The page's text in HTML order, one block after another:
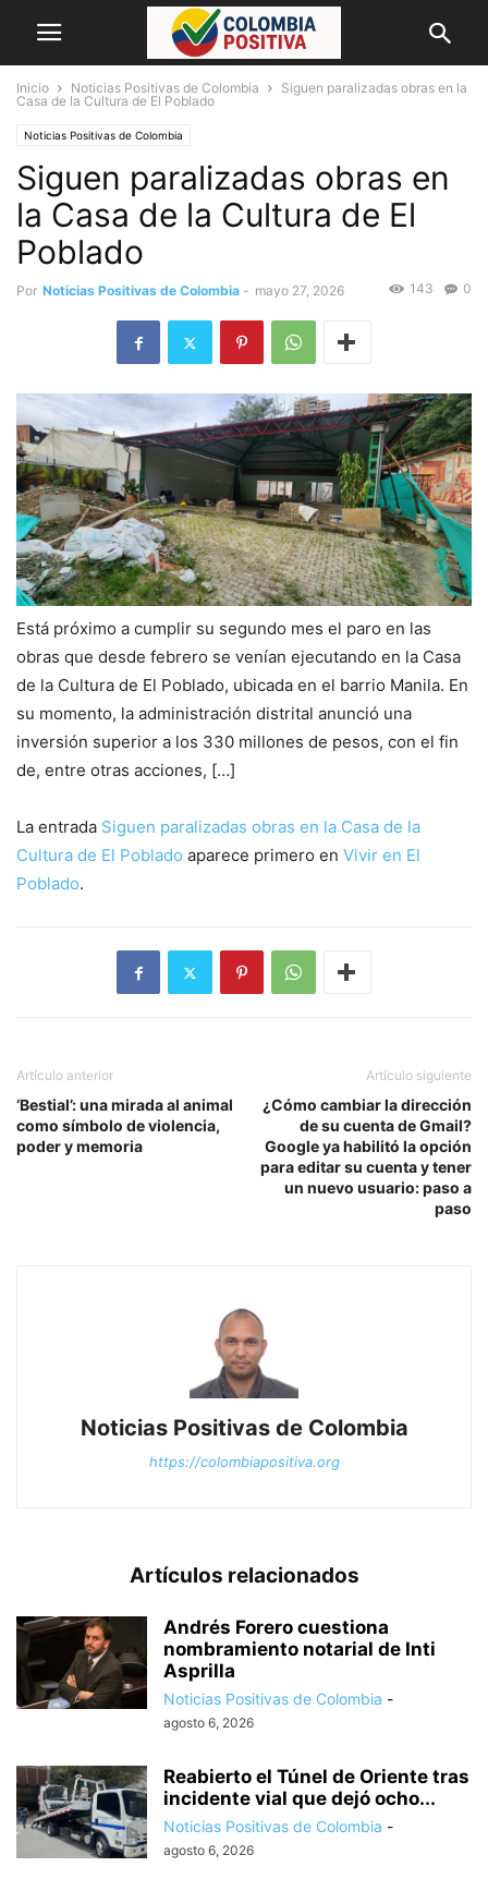
Inicio Noticias Positivas de Colombia
Siguen paralizadas obras en la
Casa de la Cultura de El Poblado
Noticias Positivas de Colombia
Siguen paralizadas obras en
la Casa de la Cultura de El
Poblado
Por Noticias Positivas de Colombia - mayo 27, 2026 0
143
Está próximo a cumplir su segundo mes el paro en las
obras que desde febrero se venían ejecutando en la Casa
de la Cultura de El Poblado, ubicada en el barrio Manila. En
su momento, la administración distrital anunció una
inversión superior a los 330 millones de pesos, con el fin
de, entre otras acciones, […]
La entrada Siguen paralizadas obras en la Casa de la
Cultura de El Poblado aparece primero en Vivir en El
Poblado.
Artículo anterior
‘Bestial’: una mirada al animal
como símbolo de violencia,
poder y memoria
Artículo siguiente
¿Cómo cambiar la dirección
de su cuenta de Gmail?
Google ya habilitó la opción
para editar su cuenta y tener
un nuevo usuario: paso a
paso
Noticias Positivas de Colombia
https://colombiapositiva.org
Artículos relacionados
Andrés Forero cuestiona
nombramiento notarial de Inti
Asprilla
Noticias Positivas de Colombia -
agosto 6, 2026
Reabierto el Túnel de Oriente tras
incidente vial que dejó ocho...
Noticias Positivas de Colombia -
agosto 6, 2026